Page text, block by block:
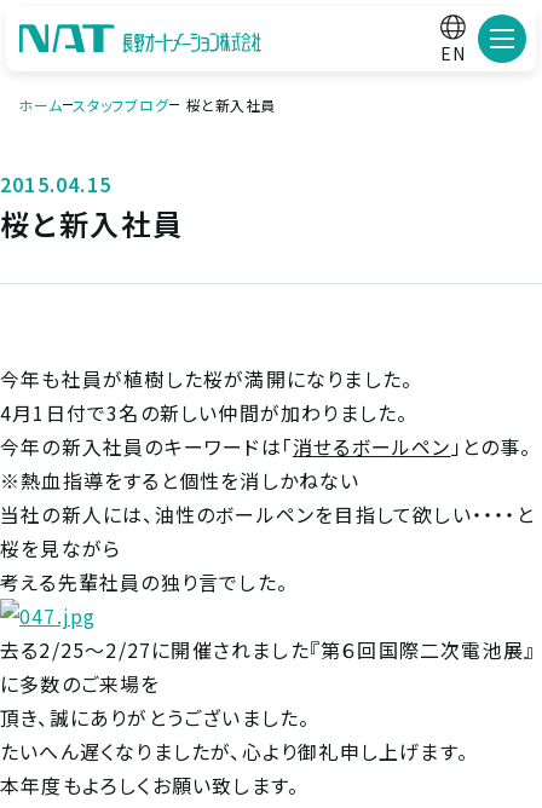
EN メニ
ホーム スタッフブログ 桜と新入社員
2015.04.15
桜と新入社員
今年も社員が植樹した桜が満開になりました。
4月1日付で3名の新しい仲間が加わりました。
今年の新入社員のキーワードは「消せるボールペン」との事。
※熱血指導をすると個性を消しかねない
当社の新人には、油性のボールペンを目指して欲しい・・・・と
桜を見ながら
考える先輩社員の独り言でした。
去る2/25～2/27に開催されました『第６回国際二次電池展』
に多数のご来場を
頂き、誠にありがとうございました。
たいへん遅くなりましたが、心より御礼申し上げます。
本年度もよろしくお願い致します。